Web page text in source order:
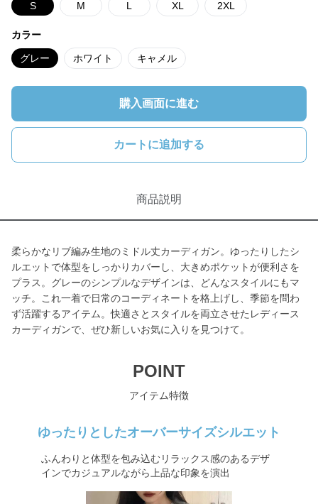
S M L XL 2XL
カラー
グレー ホワイト キャメル
購入画面に進む
カートに追加する
商品説明
柔らかなリブ編み生地のミドル丈カーディガン。ゆったりしたシ
ルエットで体型をしっかりカバーし、大きめポケットが便利さを
プラス。グレーのシンプルなデザインは、どんなスタイルにもマ
ッチ。これ一着で日常のコーディネートを格上げし、季節を問わ
ず活躍するアイテム。快適さとスタイルを両立させたレディース
カーディガンで、ぜひ新しいお気に入りを見つけて。
POINT
アイテム特徴
ゆったりとしたオーバーサイズシルエット
ふんわりと体型を包み込むリラックス感のあるデザ
インでカジュアルながら上品な印象を演出